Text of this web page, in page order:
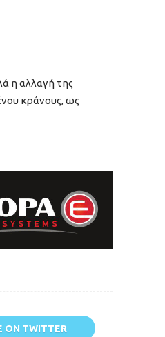
η αλλαγή της
κράνους, ως
ON TWITTER